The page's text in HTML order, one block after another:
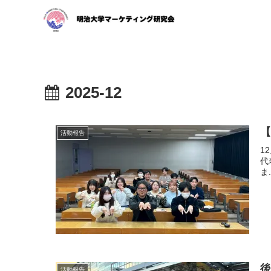
2025-12
活動報告
代